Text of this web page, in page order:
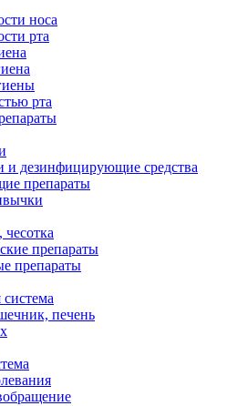
носа
рта
рта
и дезинфицирующие средства
препараты
препараты
препараты
печень